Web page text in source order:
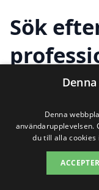
Sök
fönster
nära
Att byta
Denna
användarupplevelsen.
du till alla cookies